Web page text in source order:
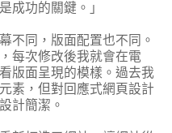
成功的關鍵。」
不同，版面配置也不同。
每次修改後我就會在電
版面呈現的模樣。過去我
素，但對回應式網頁設計
計簡潔。